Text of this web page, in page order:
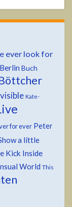
ever look for
Berlin Buch
Kate-
for ever Peter
a little
Kick Inside
World This